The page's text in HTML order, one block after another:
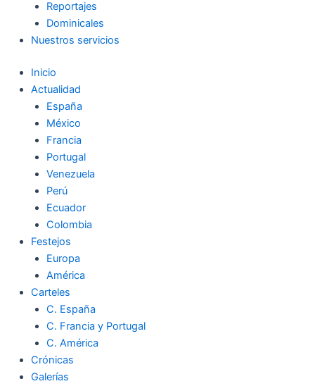
Reportajes
Dominicales
Nuestros servicios
Inicio
Actualidad
España
México
Francia
Portugal
Venezuela
Perú
Ecuador
Colombia
Festejos
Europa
América
Carteles
C. España
C. Francia y Portugal
C. América
Crónicas
Galerías